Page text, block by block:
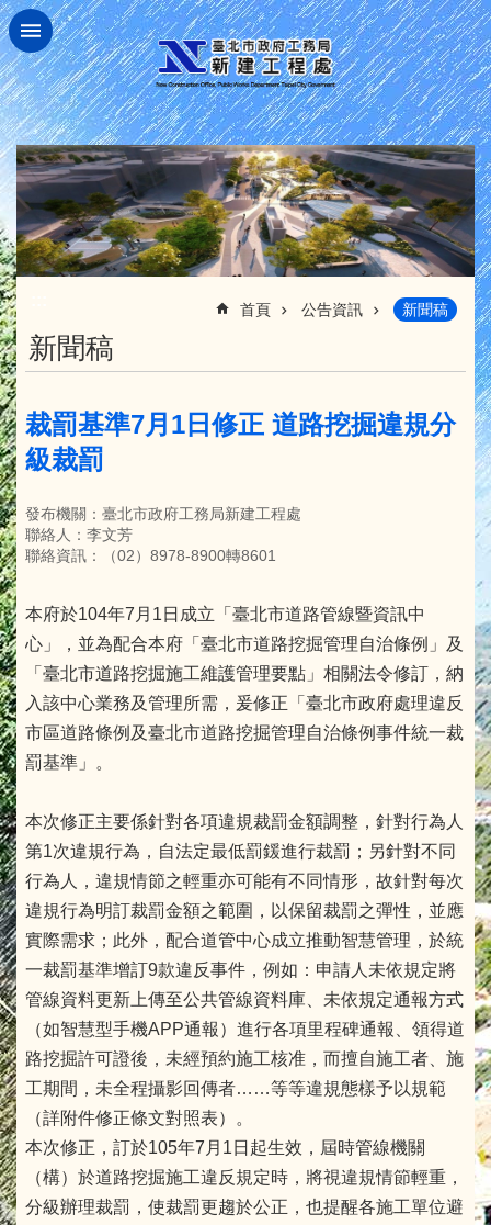
跳到主要內容區塊
首頁 公告資訊 新聞稿
新聞稿
裁罰基準7月1日修正 道路挖掘違規分
級裁罰
發布機關：臺北市政府工務局新建工程處
聯絡人：李文芳
聯絡資訊：（02）8978-8900轉8601
本府於104年7月1日成立「臺北市道路管線暨資訊中
心」，並為配合本府「臺北市道路挖掘管理自治條例」及
「臺北市道路挖掘施工維護管理要點」相關法令修訂，納
入該中心業務及管理所需，爰修正「臺北市政府處理違反
市區道路條例及臺北市道路挖掘管理自治條例事件統一裁
罰基準」。
本次修正主要係針對各項違規裁罰金額調整，針對行為人
第1次違規行為，自法定最低罰鍰進行裁罰；另針對不同
行為人，違規情節之輕重亦可能有不同情形，故針對每次
違規行為明訂裁罰金額之範圍，以保留裁罰之彈性，並應
實際需求；此外，配合道管中心成立推動智慧管理，於統
一裁罰基準增訂9款違反事件，例如：申請人未依規定將
管線資料更新上傳至公共管線資料庫、未依規定通報方式
（如智慧型手機APP通報）進行各項里程碑通報、領得道
路挖掘許可證後，未經預約施工核准，而擅自施工者、施
工期間，未全程攝影回傳者……等等違規態樣予以規範
（詳附件修正條文對照表）。
本次修正，訂於105年7月1日起生效，屆時管線機關
（構）於道路挖掘施工違反規定時，將視違規情節輕重，
分級辦理裁罰，使裁罰更趨於公正，也提醒各施工單位避